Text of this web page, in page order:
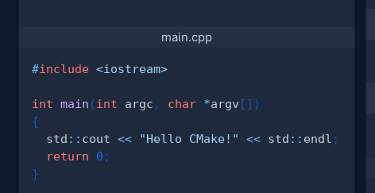
main.cpp
#include <iostream>
int main (int argc , char *argv [ ] )
{
  std
:: cout << "Hello CMake!" << std :: endl ;
return
0 ;
}